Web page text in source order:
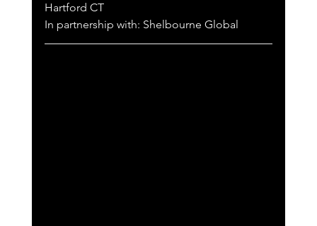
Hartford CT
In partnership with: Shelbourne Global